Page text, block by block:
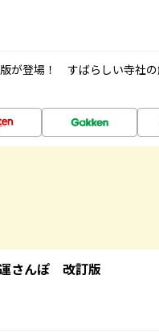
が登場！ すばらしい寺社
さんぽ 改訂版